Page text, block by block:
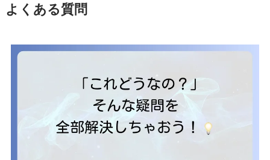
よくある質問